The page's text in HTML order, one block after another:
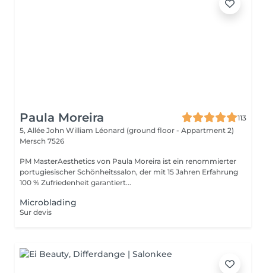
Paula Moreira
113
5, Allée John William Léonard (ground floor - Appartment 2)
Mersch 7526
PM MasterAesthetics von Paula Moreira ist ein renommierter
portugiesischer Schönheitssalon, der mit 15 Jahren Erfahrung
100 % Zufriedenheit garantiert...
Microblading
Sur devis